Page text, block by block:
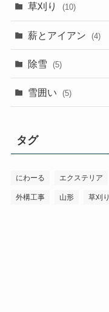
草刈り (10)
薪とアイアン (4)
除雪 (5)
雪囲い (5)
タグ
にわーる エクステリア
外構工事 山形 草刈り